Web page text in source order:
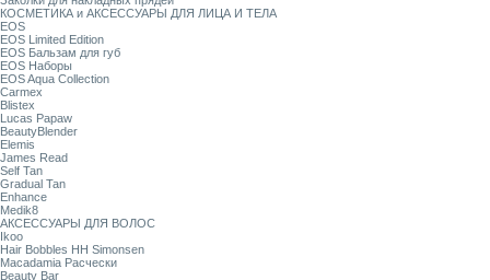
КОСМЕТИКА и АКСЕССУАРЫ ДЛЯ ЛИЦА И ТЕЛА
EOS
EOS Limited Edition
EOS Бальзам для губ
EOS Наборы
EOS Aqua Collection
Carmex
Blistex
Lucas Papaw
BeautyBlender
Elemis
James Read
Self Tan
Gradual Tan
Enhance
Medik8
АКСЕССУАРЫ ДЛЯ ВОЛОС
Ikoo
Hair Bobbles HH Simonsen
Macadamia Расчески
Beauty Bar